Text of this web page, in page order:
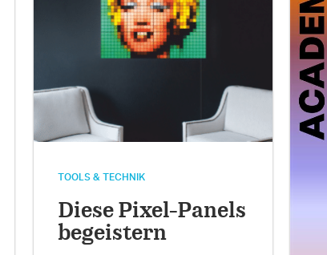
TOOLS & TECHNIK
Diese Pixel-Panels
begeistern